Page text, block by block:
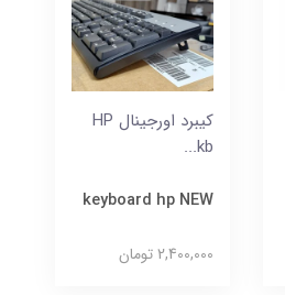
کیبرد اورجینال HP
kb...
keyboard hp NEW
2,400,000 تومان